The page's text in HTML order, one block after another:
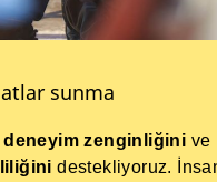
sunma
deneyim zenginliğini ve
destekliyoruz.